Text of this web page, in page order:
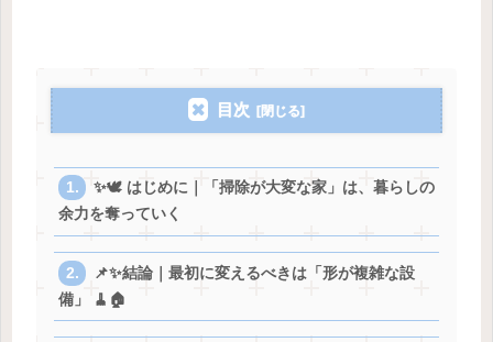
目次
✨🕊️ はじめに｜「掃除が大変な家」は、暮らしの
余力を奪っていく
📌✨結論｜最初に変えるべきは「形が複雑な設
備」 🧹🏠